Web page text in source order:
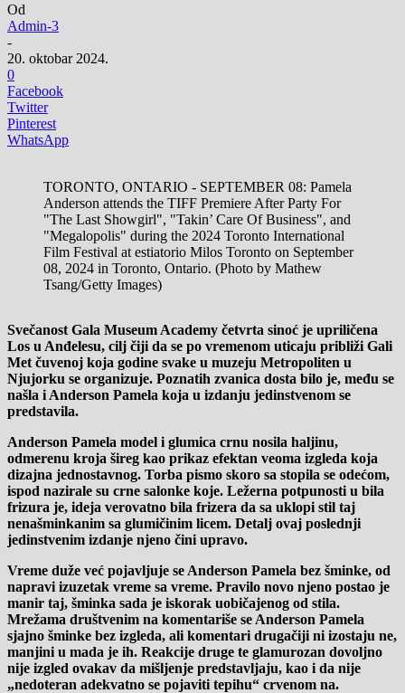
Od
Admin-3
-
20. oktobar 2024.
0
Facebook
Twitter
Pinterest
WhatsApp
TORONTO, ONTARIO - SEPTEMBER 08: Pamela
Anderson attends the TIFF Premiere After Party For
"The Last Showgirl", "Takin’ Care Of Business", and
"Megalopolis" during the 2024 Toronto International
Film Festival at estiatorio Milos Toronto on September
08, 2024 in Toronto, Ontario. (Photo by Mathew
Tsang/Getty Images)
Svečanost Gala Museum Academy četvrta sinoć je upriličena
Los u Anđelesu, cilj čiji da se po vremenom uticaju približi Gali
Met čuvenoj koja godine svake u muzeju Metropoliten u
Njujorku se organizuje. Poznatih zvanica dosta bilo je, među se
našla i Anderson Pamela koja u izdanju jedinstvenom se
predstavila.
Anderson Pamela model i glumica crnu nosila haljinu,
odmerenu kroja šireg kao prikaz efektan veoma izgleda koja
dizajna jednostavnog. Torba pismo skoro sa stopila se odećom,
ispod nazirale su crne salonke koje. Ležerna potpunosti u bila
frizura je, ideja verovatno bila frizera da sa uklopi stil taj
nenašminkanim sa glumičinim licem. Detalj ovaj poslednji
jedinstvenim izdanje njeno čini upravo.
Vreme duže već pojavljuje se Anderson Pamela bez šminke, od
napravi izuzetak vreme sa vreme. Pravilo novo njeno postao je
manir taj, šminka sada je iskorak uobičajenog od stila.
Mrežama društvenim na komentariše se Anderson Pamela
sjajno šminke bez izgleda, ali komentari drugačiji ni izostaju ne,
manjini u mada je ih. Reakcije druge te glamurozan dovoljno
nije izgled ovakav da mišljenje predstavljaju, kao i da nije
„nedoteran adekvatno se pojaviti tepihu“ crvenom na.